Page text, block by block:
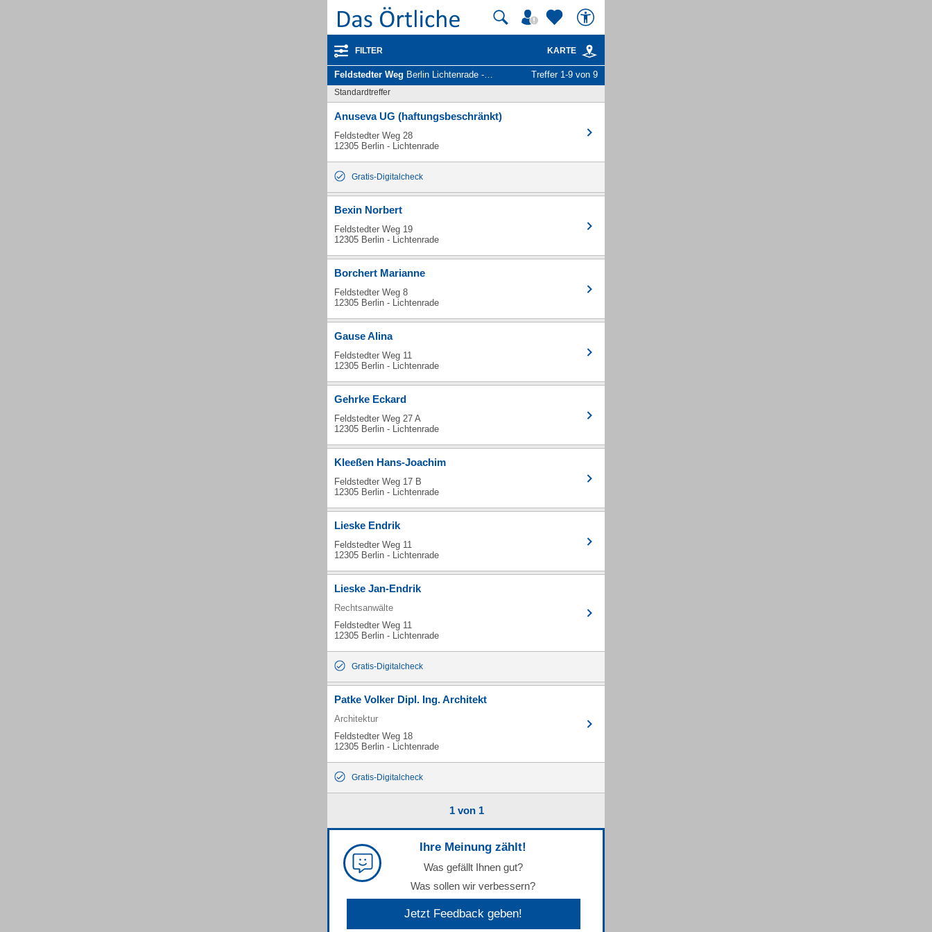
FILTER KARTE
Feldstedter Weg Berlin Lichtenrade - Unternehmen und Personen Treffer 1-9 von 9
Standardtreffer
Anuseva UG (haftungsbeschränkt)
Feldstedter Weg 28
12305 Berlin - Lichtenrade
Gratis-Digitalcheck
Bexin Norbert
Feldstedter Weg 19
12305 Berlin - Lichtenrade
Borchert Marianne
Feldstedter Weg 8
12305 Berlin - Lichtenrade
Gause Alina
Feldstedter Weg 11
12305 Berlin - Lichtenrade
Gehrke Eckard
Feldstedter Weg 27 A
12305 Berlin - Lichtenrade
Kleeßen Hans-Joachim
Feldstedter Weg 17 B
12305 Berlin - Lichtenrade
Lieske Endrik
Feldstedter Weg 11
12305 Berlin - Lichtenrade
Lieske Jan-Endrik
Rechtsanwälte
Feldstedter Weg 11
12305 Berlin - Lichtenrade
Gratis-Digitalcheck
Patke Volker Dipl. Ing. Architekt
Architektur
Feldstedter Weg 18
12305 Berlin - Lichtenrade
Gratis-Digitalcheck
1 von 1
Ihre Meinung zählt!
Was gefällt Ihnen gut?
Was sollen wir verbessern?
Jetzt Feedback geben!